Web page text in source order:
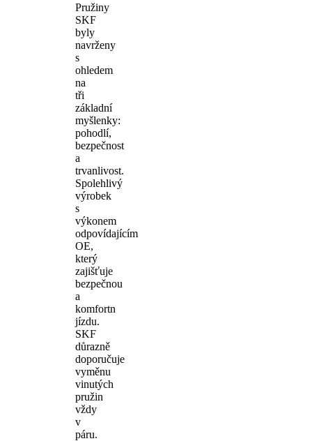
Pružiny
SKF
byly
navrženy
s
ohledem
na
tři
základní
myšlenky:
pohodlí,
bezpečnost
a
trvanlivost.
Spolehlivý
výrobek
s
výkonem
odpovídajícím
OE,
který
zajišťuje
bezpečnou
a
komfortn
jízdu.
SKF
důrazně
doporučuje
vyměnu
vinutých
pružin
vždy
v
páru.